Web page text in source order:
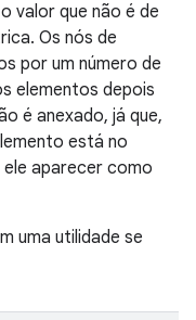
valor que não é de
Os nós de
por um número de
elementos depois
é anexado, já que,
está no
aparecer como
uma utilidade se